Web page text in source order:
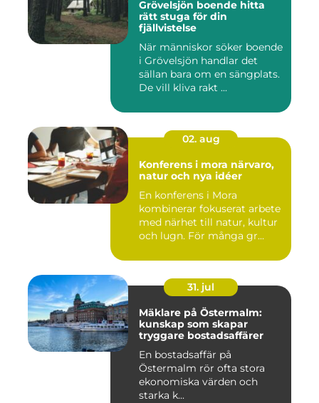
Grövelsjön boende hitta
rätt stuga för din
fjällvistelse
När människor söker boende
i Grövelsjön handlar det
sällan bara om en sängplats.
De vill kliva rakt ...
02. aug
Konferens i mora närvaro,
natur och nya idéer
En konferens i Mora
kombinerar fokuserat arbete
med närhet till natur, kultur
och lugn. För många gr...
31. jul
Mäklare på Östermalm:
kunskap som skapar
tryggare bostadsaffärer
En bostadsaffär på
Östermalm rör ofta stora
ekonomiska värden och
starka k...